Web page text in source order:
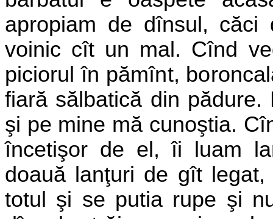
apropiam de dînsul,
voinic cît un mal. Cînd
piciorul în pămînt,
fiară sălbatică din
şi pe mine mă cunoştia.
încetişor de el, îi luam
doauă lanţuri de gît
totul şi se putia rupe şi